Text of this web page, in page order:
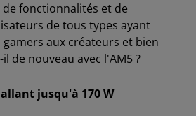
fonctionnalités et de
de tous types ayant
aux créateurs et bien
de nouveau avec l'AM5 ?
jusqu'à 170 W